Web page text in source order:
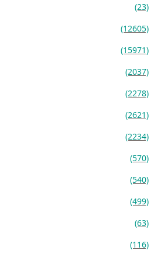
(23)
(12605)
(15971)
(2037)
(2278)
(2621)
(2234)
(570)
(540)
(499)
(63)
(116)